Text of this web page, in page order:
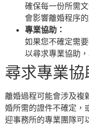
確保每一份所需
會影響離婚程序
專業協助：
如果您不確定需
以尋求專業協助
尋求專業協
離婚過程可能會涉及複
婚所需的證件不確定，
迎事務所的專業團隊可